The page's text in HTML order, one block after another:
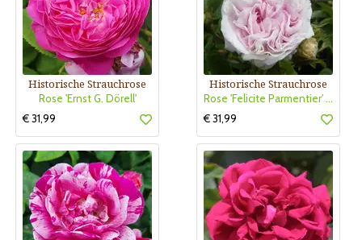
Historische Strauchrose
Rose 'Ernst G. Dörell'
€ 31,99
Historische Strauchrose
Rose 'Felicite Parmentier' (alba)
€ 31,99